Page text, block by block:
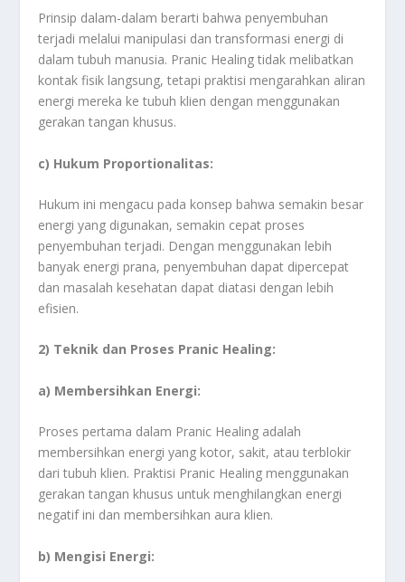
Prinsip dalam-dalam berarti bahwa penyembuhan
terjadi melalui manipulasi dan transformasi energi di
dalam tubuh manusia. Pranic Healing tidak melibatkan
kontak fisik langsung, tetapi praktisi mengarahkan aliran
energi mereka ke tubuh klien dengan menggunakan
gerakan tangan khusus.
c) Hukum Proportionalitas:
Hukum ini mengacu pada konsep bahwa semakin besar
energi yang digunakan, semakin cepat proses
penyembuhan terjadi. Dengan menggunakan lebih
banyak energi prana, penyembuhan dapat dipercepat
dan masalah kesehatan dapat diatasi dengan lebih
efisien.
2) Teknik dan Proses Pranic Healing:
a) Membersihkan Energi:
Proses pertama dalam Pranic Healing adalah
membersihkan energi yang kotor, sakit, atau terblokir
dari tubuh klien. Praktisi Pranic Healing menggunakan
gerakan tangan khusus untuk menghilangkan energi
negatif ini dan membersihkan aura klien.
b) Mengisi Energi: